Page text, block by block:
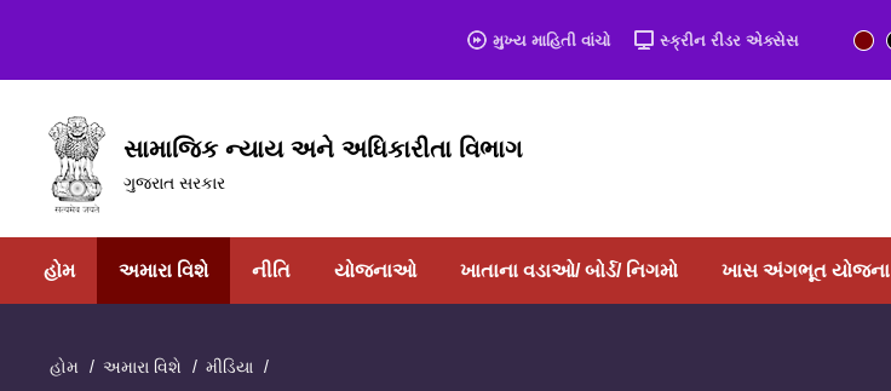
મુખ્ય માહિતી વાંચો સ્ક્રીન રીડર એક્સેસ
સામાજિક ન્યાય અને અધિકારીતા વિભાગ
ગુજરાત સરકાર
હોમ અમારા વિશે નીતિ યોજનાઓ ખાતાના વડાઓ/ બોર્ડ/ નિગમો ખાસ અંગભૂત યોજના
હોમ અમારા વિશે મીડિયા